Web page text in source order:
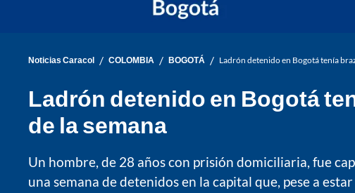
Noticias Caracol / COLOMBIA / BOGOTÁ / Ladrón detenido en Bogotá tenía
Ladrón detenido en Bogotá
de la semana
Un hombre, de 28 años con prisión domiciliaria, fue
una semana de detenidos en la capital que, pese a